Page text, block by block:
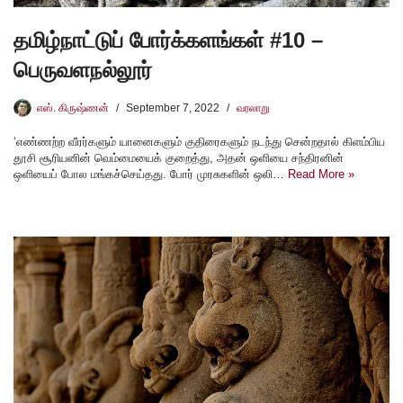
தமிழ்நாட்டுப் போர்க்களங்கள் #10 –
பெருவளநல்லூர்
எஸ். கிருஷ்ணன் September 7, 2022 வரலாறு
‘எண்ணற்ற வீரர்களும் யானைகளும் குதிரைகளும் நடந்து சென்றதால் கிளம்பிய
தூசி சூரியனின் வெம்மையைக் குறைத்து, அதன் ஒளியை சந்திரனின்
ஒளியைப் போல மங்கச்செய்தது. போர் முரசுகளின் ஒலி… Read More »